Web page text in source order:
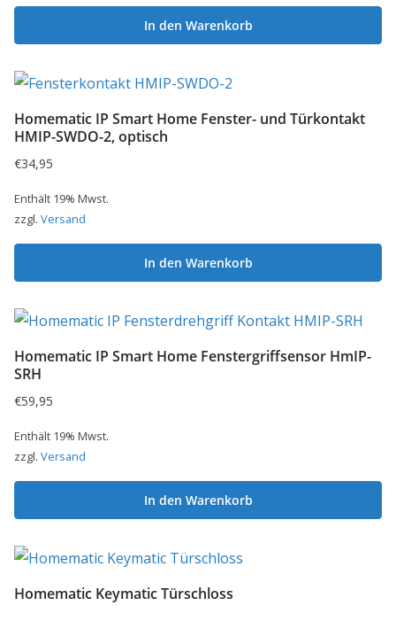
In den Warenkorb
Homematic IP Smart Home Fenster- und Türkontakt
HMIP-SWDO-2, optisch
€34,95
Enthält 19% Mwst.
zzgl. Versand
In den Warenkorb
Homematic IP Smart Home Fenstergriffsensor HmIP-
SRH
€59,95
Enthält 19% Mwst.
zzgl. Versand
In den Warenkorb
Homematic Keymatic Türschloss